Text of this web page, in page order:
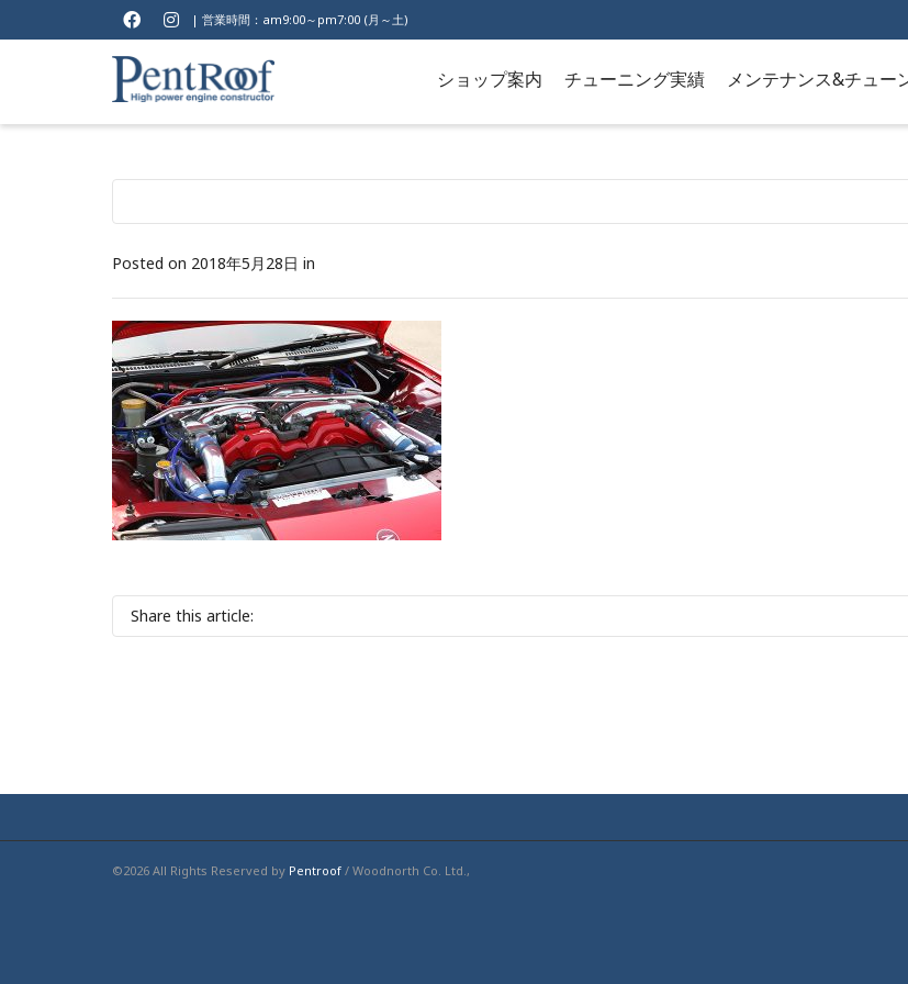
| 営業時間：am9:00～pm7:00 (月～土)
ショップ案内 チューニング実績 メンテナンス&チュー
Posted on 2018年5月28日 in
Share this article:
©2026 All Rights Reserved by Pentroof / Woodnorth Co. Ltd.,